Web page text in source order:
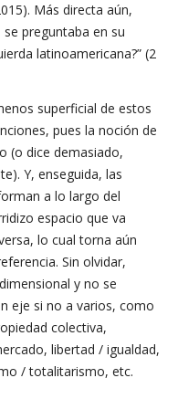
Más directa aún,
preguntaba en su
latinoamericana?” (2
superficial de estos
pues la noción de
(o dice demasiado,
Y, enseguida, las
a lo largo del
espacio que va
lo cual torna aún
Sin olvidar,
y no se
eje si no a varios, como
colectiva,
libertad / igualdad,
/ totalitarismo, etc.